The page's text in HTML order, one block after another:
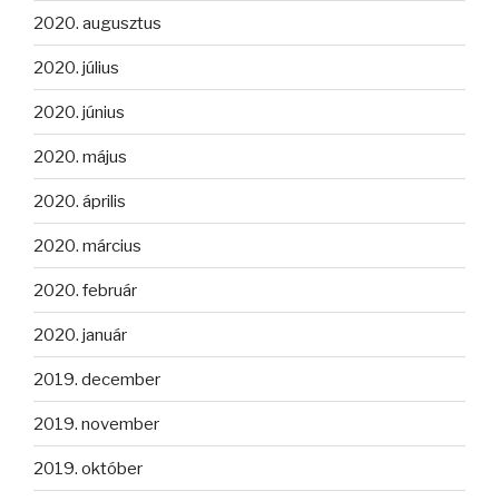
2020. augusztus
2020. július
2020. június
2020. május
2020. április
2020. március
2020. február
2020. január
2019. december
2019. november
2019. október